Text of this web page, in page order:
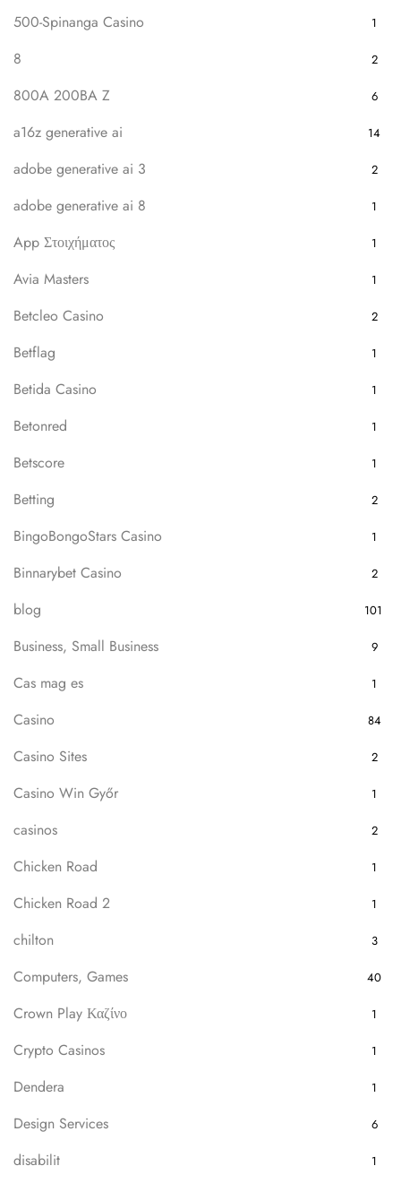
500-Spinanga Casino 1
8 2
800A 200BA Z 6
a16z generative ai 14
adobe generative ai 3 2
adobe generative ai 8 1
App Στοιχήματος 1
Avia Masters 1
Betcleo Casino 2
Betflag 1
Betida Casino 1
Betonred 1
Betscore 1
Betting 2
BingoBongoStars Casino 1
Binnarybet Casino 2
blog 101
Business, Small Business 9
Cas mag es 1
Casino 84
Casino Sites 2
Casino Win Győr 1
casinos 2
Chicken Road 1
Chicken Road 2 1
chilton 3
Computers, Games 40
Crown Play Καζίνο 1
Crypto Casinos 1
Dendera 1
Design Services 6
disabilit 1